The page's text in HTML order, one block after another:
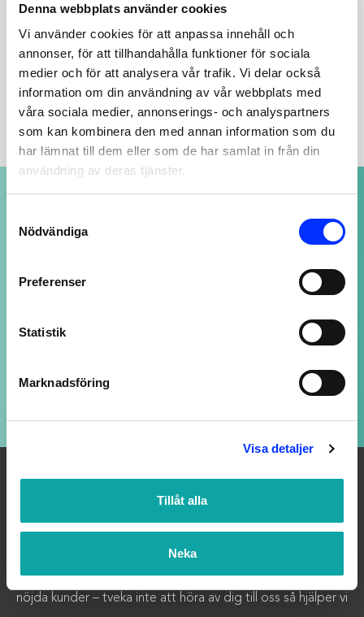
Denna webbplats använder cookies
Vi använder cookies för att anpassa innehåll och
annonser, för att tillhandahålla funktioner för sociala
medier och för att analysera vår trafik. Vi delar också
information om din användning av vår webbplats med
våra sociala medier, annonserings- och analyspartners
som kan kombinera den med annan information som du
har lämnat till dem eller som de har samlat in från din
användning av deras tjänster.
Selection
Nödvändiga
Preferenser
Statistik
Marknadsföring
Visa detaljer
Tillåt alla
Neka
Lägg till i varukorg
BESKRIVNING
NOGGRANT UTVALDA PRODUKTER
SUPPORT ALLTID ÖPPEN
kvällar och helger, fast med längre svarstid.
LOJALITETSBONUS
Välkommen till Badmiljö! Här hittar du Badrumstillbehör och
Badrumsinredning av högsta kvalitet.Vi strävar alltid efter
nöjda kunder – tveka inte att höra av dig till oss så hjälper vi